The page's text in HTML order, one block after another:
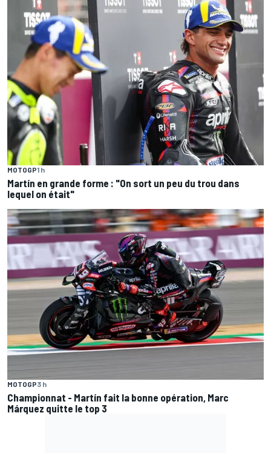
MOTOGP1 h
Martín en grande forme : "On sort un peu du trou dans
lequel on était"
MOTOGP3 h
Championnat - Martín fait la bonne opération, Marc
Márquez quitte le top 3